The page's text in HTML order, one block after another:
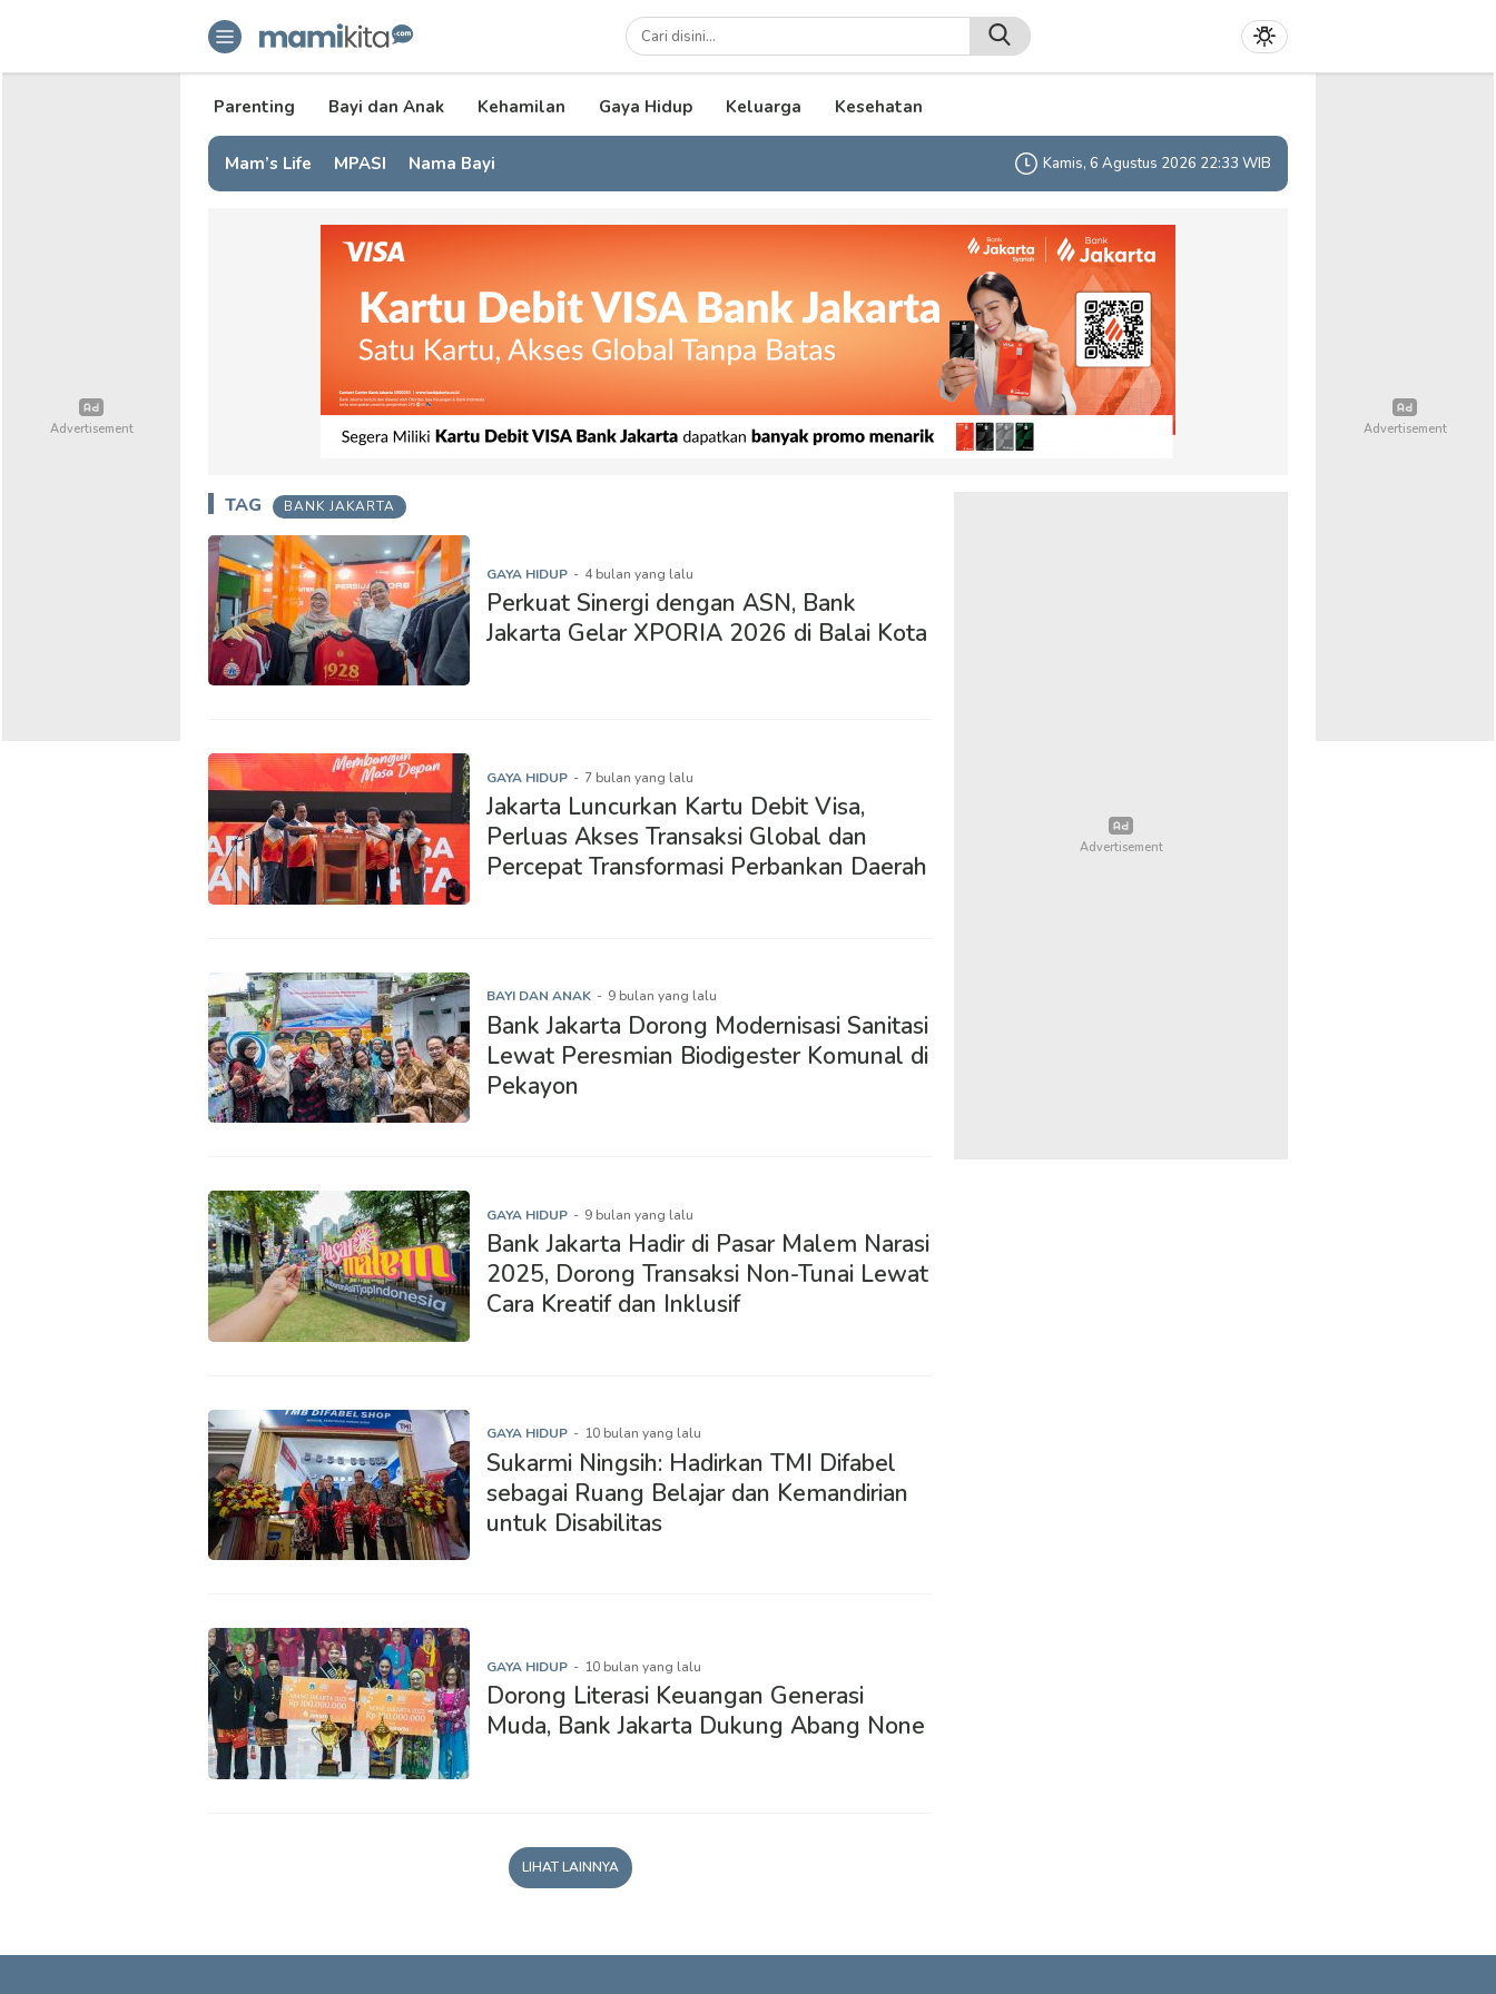
mamikita.com
Informasi Parenting untuk Mami Milenial
Parenting Bayi dan Anak Kehamilan Gaya Hidup Keluarga Kesehatan
Mam’s Life MPASI Nama Bayi Kamis, 6 Agustus 2026 22:33 WIB
TAG BANK JAKARTA
GAYA HIDUP - 4 bulan yang lalu
Perkuat Sinergi dengan ASN, Bank
Jakarta Gelar XPORIA 2026 di Balai Kota
GAYA HIDUP - 7 bulan yang lalu
Jakarta Luncurkan Kartu Debit Visa,
Perluas Akses Transaksi Global dan
Percepat Transformasi Perbankan Daerah
BAYI DAN ANAK - 9 bulan yang lalu
Bank Jakarta Dorong Modernisasi Sanitasi
Lewat Peresmian Biodigester Komunal di
Pekayon
GAYA HIDUP - 9 bulan yang lalu
Bank Jakarta Hadir di Pasar Malem Narasi
2025, Dorong Transaksi Non-Tunai Lewat
Cara Kreatif dan Inklusif
GAYA HIDUP - 10 bulan yang lalu
Sukarmi Ningsih: Hadirkan TMI Difabel
sebagai Ruang Belajar dan Kemandirian
untuk Disabilitas
GAYA HIDUP - 10 bulan yang lalu
Dorong Literasi Keuangan Generasi
Muda, Bank Jakarta Dukung Abang None
LIHAT LAINNYA